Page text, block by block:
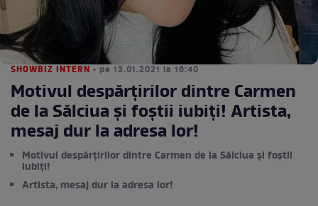
SHOWBIZ INTERN • pe 13.01.2021 la 16:40
Motivul despărțirilor dintre Carmen
de la Sălciua și foștii iubiți! Artista,
mesaj dur la adresa lor!
Motivul despărțirilor dintre Carmen de la Sălciua și foștii
iubiți!
Artista, mesaj dur la adresa lor!